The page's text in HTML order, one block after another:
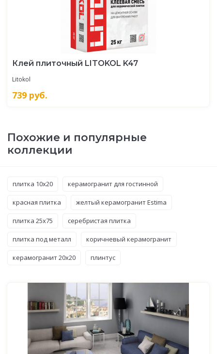
Клей плиточный LITOKOL K47
Litokol
739 руб.
Похожие и популярные
коллекции
плитка 10x20 керамогранит для гостинной
красная плитка желтый керамогранит Estima
плитка 25x75 серебристая плитка
плитка под металл коричневый керамогранит
керамогранит 20x20 плинтус